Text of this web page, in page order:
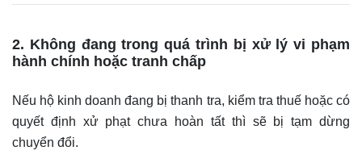
2. Không đang trong quá trình bị xử lý vi phạm
hành chính hoặc tranh chấp
Nếu hộ kinh doanh đang bị thanh tra, kiểm tra thuế hoặc có
quyết định xử phạt chưa hoàn tất thì sẽ bị tạm dừng
chuyển đổi.